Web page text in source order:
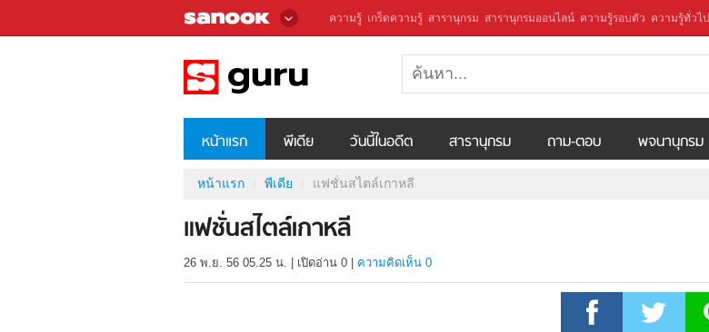
ความรู้ เกร็ดความรู้ สารานุกรม สารานุกรมออนไลน์ ความรู้รอบตัว ความรู้ทั่วไป
หน้าแรก พีเดีย วันนี้ในอดีต สารานุกรม ถาม-ตอบ พจนานุกรม
หน้าแรก พีเดีย แฟชั่นสไตล์เกาหลี
แฟชั่นสไตล์เกาหลี
26 พ.ย. 56 05.25 น. เปิดอ่าน 0 ความคิดเห็น 0